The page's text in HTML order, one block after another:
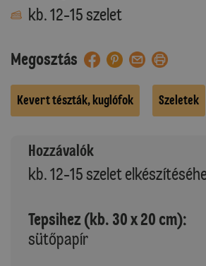
kb. 12-15 szelet
Megosztás
Kevert tészták, kuglófok Szeletek
Hozzávalók
kb. 12-15 szelet
Tepsihez (kb. 30 x 20 cm):
sütőpapír